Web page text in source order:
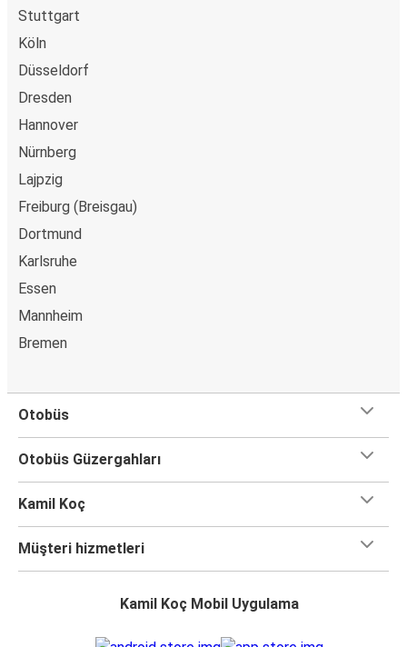
Stuttgart
Köln
Düsseldorf
Dresden
Hannover
Nürnberg
Lajpzig
Freiburg (Breisgau)
Dortmund
Karlsruhe
Essen
Mannheim
Bremen
Otobüs
Otobüs Güzergahları
Kamil Koç
Müşteri hizmetleri
Kamil Koç Mobil Uygulama